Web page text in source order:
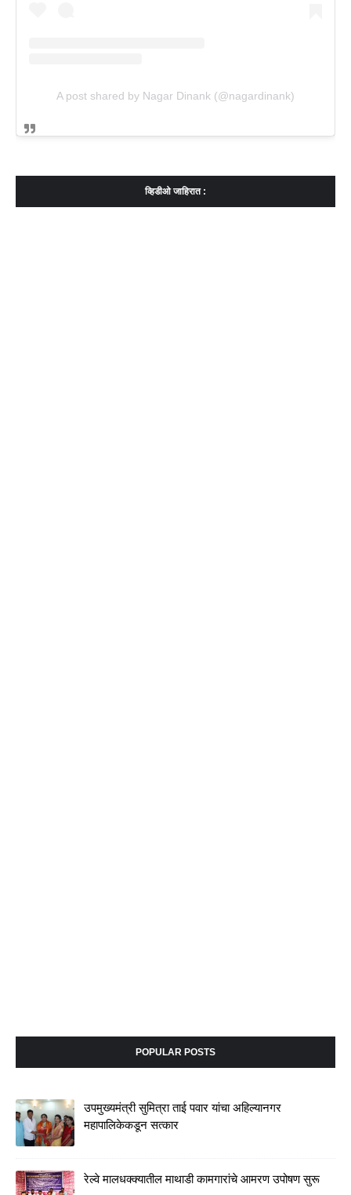
A post shared by Nagar Dinank (@nagardinank)
व्हिडीओ जाहिरात :
POPULAR POSTS
उपमुख्यमंत्री सुमित्रा ताई पवार यांचा अहिल्यानगर
महापालिकेकडून सत्कार
रेल्वे मालधक्क्यातील माथाडी कामगारांचे आमरण उपोषण सुरू